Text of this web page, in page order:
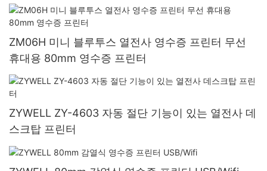
ZM06H 미니 블루투스 열전사 영수증 프린터 무선
휴대용 80mm 영수증 프린터
ZYWELL ZY-4603 자동 절단 기능이 있는 열전사 데
스크탑 프린터